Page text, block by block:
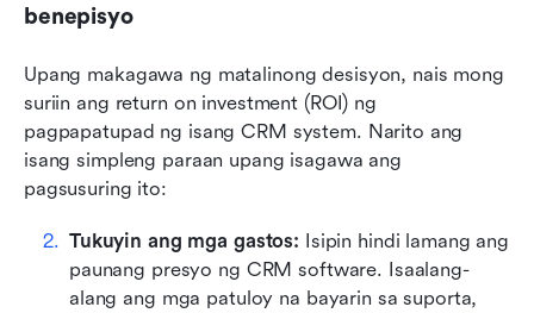
benepisyo
Upang makagawa ng matalinong desisyon, nais mong
suriin ang return on investment (ROI) ng
pagpapatupad ng isang CRM system. Narito ang
isang simpleng paraan upang isagawa ang
pagsusuring ito:
Tukuyin ang mga gastos: Isipin hindi lamang ang
paunang presyo ng CRM software. Isaalang-
alang ang mga patuloy na bayarin sa suporta,